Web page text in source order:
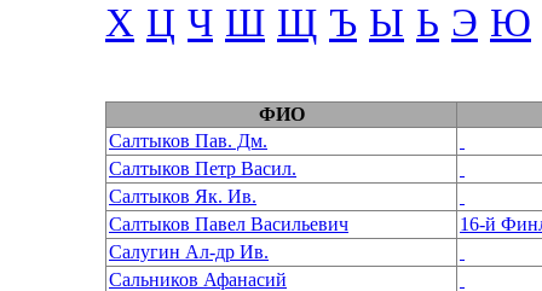
Х Ц Ч Ш Щ Ъ Ы Ь Э Ю
ФИО
Салтыков Пав. Дм.
Салтыков Петр Васил.
Салтыков Як. Ив.
Салтыков Павел Васильевич
16-й
Салугин Ал-др Ив.
Сальников Афанасий